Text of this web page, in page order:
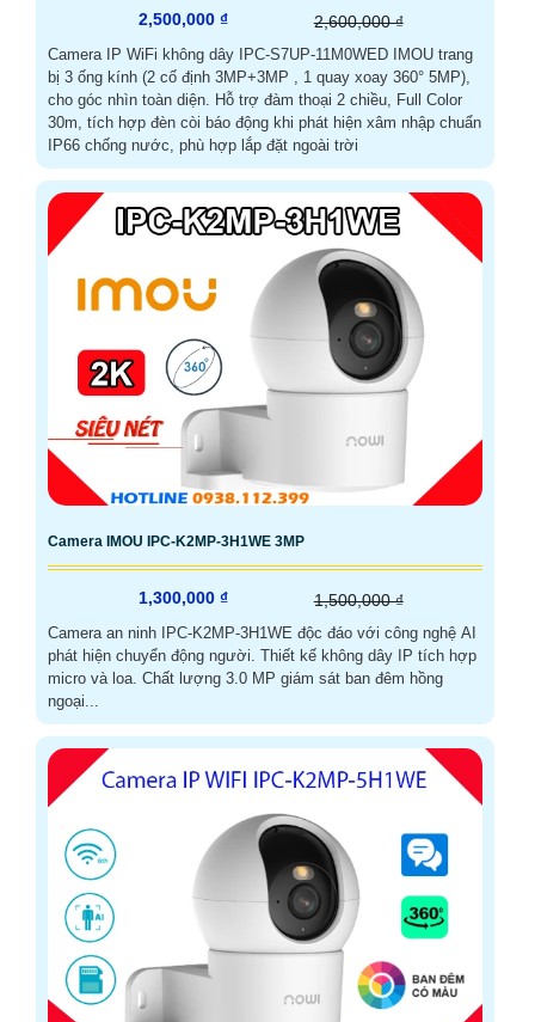
2,500,000 ₫ 2,600,000 ₫
Camera IP WiFi không dây IPC-S7UP-11M0WED IMOU trang
bị 3 ống kính (2 cố định 3MP+3MP , 1 quay xoay 360° 5MP),
cho góc nhìn toàn diện. Hỗ trợ đàm thoại 2 chiều, Full Color
30m, tích hợp đèn còi báo động khi phát hiện xâm nhập chuẩn
IP66 chống nước, phù hợp lắp đặt ngoài trời
Camera IMOU IPC-K2MP-3H1WE 3MP
1,300,000 ₫ 1,500,000 ₫
Camera an ninh IPC-K2MP-3H1WE độc đáo với công nghệ AI
phát hiện chuyển động người. Thiết kế không dây IP tích hợp
micro và loa. Chất lượng 3.0 MP giám sát ban đêm hồng
ngoại...